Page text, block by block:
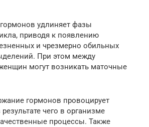
удлиняет фазы
приводя к появлению
и чрезмерно обильных
При этом между
могут возникать маточные
гормонов провоцирует
чего в организме
процессы. Также